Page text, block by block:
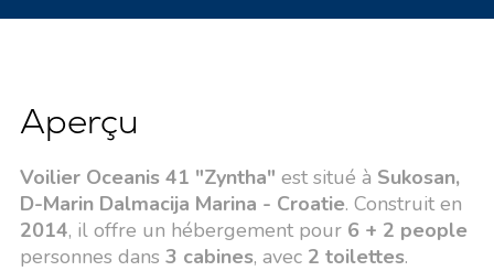
Aperçu
Voilier Oceanis 41 "Zyntha" est situé à Sukosan,
D-Marin Dalmacija Marina - Croatie. Construit en
2014, il offre un hébergement pour 6 + 2 people
personnes dans 3 cabines, avec 2 toilettes.